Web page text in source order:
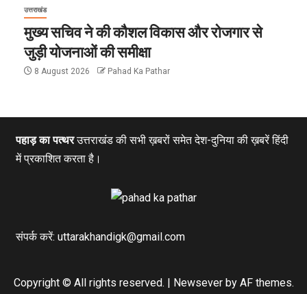
उत्तराखंड
मुख्य सचिव ने की कौशल विकास और रोजगार से
जुड़ी योजनाओं की समीक्षा
8 August 2026 Pahad Ka Pathar
पहाड़ का पत्थरउत्तराखंड की सभी ख़बरों समेत देश-दुनिया की ख़बरें हिंदी
में प्रकाशित करता है।
संपर्क करें: uttarakhandigk@gmail.com
Copyright © All rights reserved. Newseverby AF themes.